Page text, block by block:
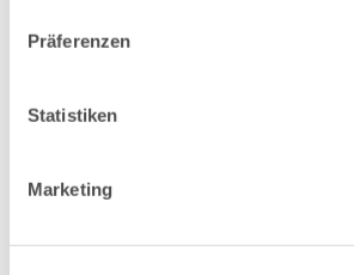
Präferenzen
Statistiken
Marketing
2019
2018